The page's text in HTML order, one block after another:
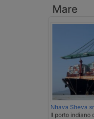
Mare
Nhava Sheva
Il porto indiano